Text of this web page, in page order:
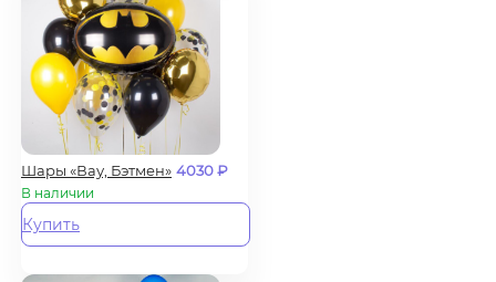
Шары «Вау, Бэтмен» 4030₽
В наличии
Купить